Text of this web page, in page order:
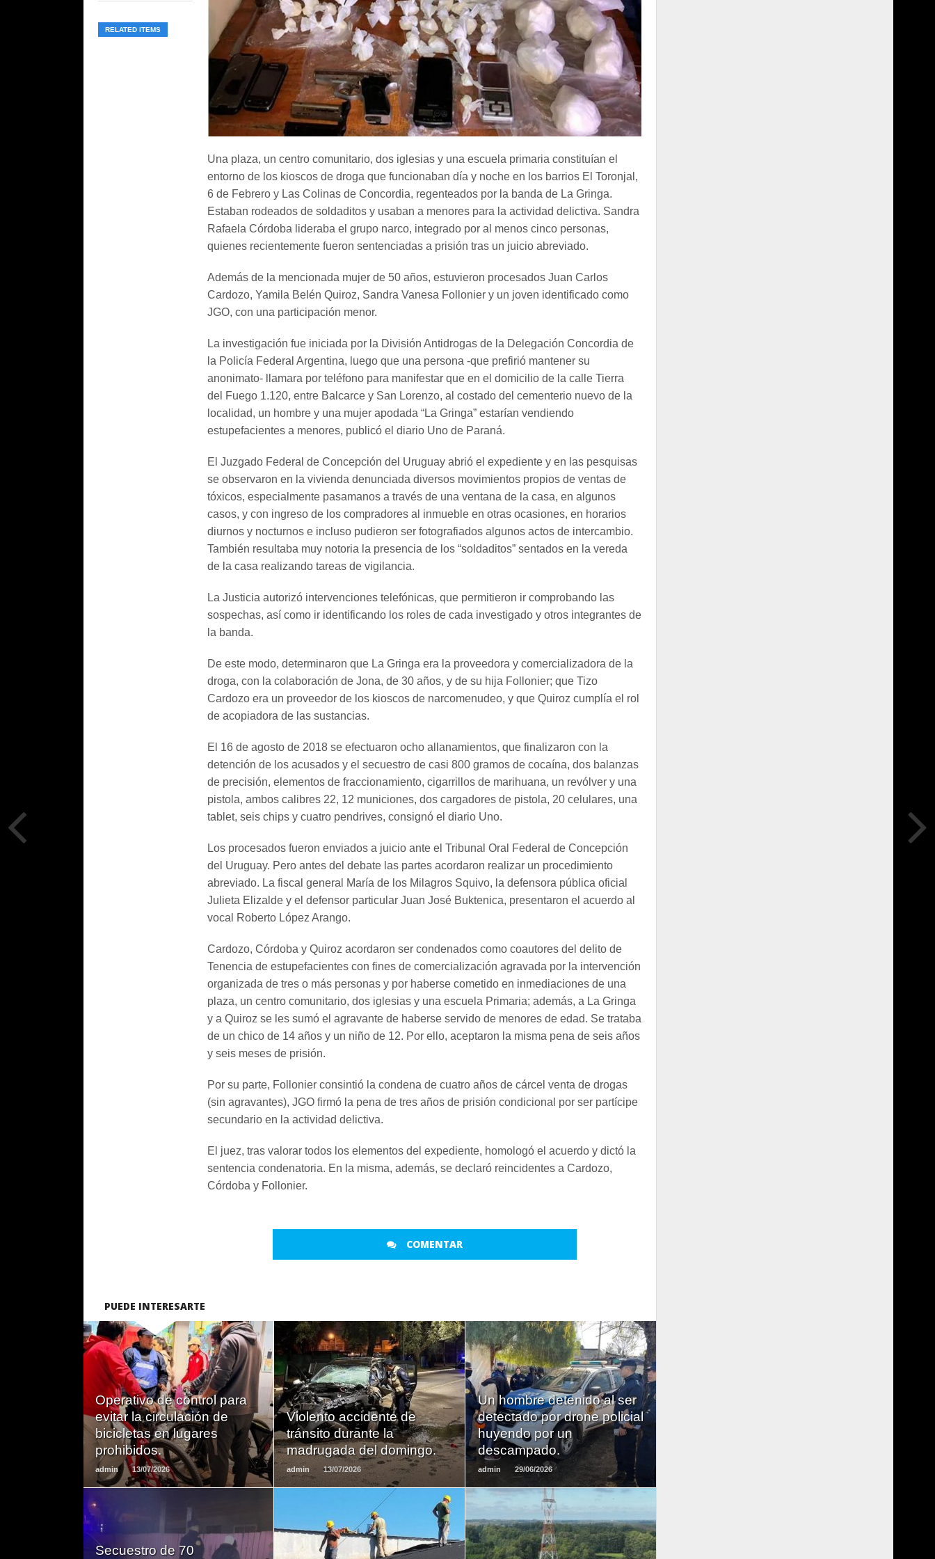
Una plaza, un centro comunitario, dos iglesias y una escuela primaria constituían el
entorno de los kioscos de droga que funcionaban día y noche en los barrios El Toronjal,
6 de Febrero y Las Colinas de Concordia, regenteados por la banda de La Gringa.
Estaban rodeados de soldaditos y usaban a menores para la actividad delictiva. Sandra
Rafaela Córdoba lideraba el grupo narco, integrado por al menos cinco personas,
quienes recientemente fueron sentenciadas a prisión tras un juicio abreviado.
Además de la mencionada mujer de 50 años, estuvieron procesados Juan Carlos
Cardozo, Yamila Belén Quiroz, Sandra Vanesa Follonier y un joven identificado como
JGO, con una participación menor.
La investigación fue iniciada por la División Antidrogas de la Delegación Concordia de
la Policía Federal Argentina, luego que una persona -que prefirió mantener su
anonimato- llamara por teléfono para manifestar que en el domicilio de la calle Tierra
del Fuego 1.120, entre Balcarce y San Lorenzo, al costado del cementerio nuevo de la
localidad, un hombre y una mujer apodada “La Gringa” estarían vendiendo
estupefacientes a menores, publicó el diario Uno de Paraná.
El Juzgado Federal de Concepción del Uruguay abrió el expediente y en las pesquisas
se observaron en la vivienda denunciada diversos movimientos propios de ventas de
tóxicos, especialmente pasamanos a través de una ventana de la casa, en algunos
casos, y con ingreso de los compradores al inmueble en otras ocasiones, en horarios
diurnos y nocturnos e incluso pudieron ser fotografiados algunos actos de intercambio.
También resultaba muy notoria la presencia de los “soldaditos” sentados en la vereda
de la casa realizando tareas de vigilancia.
La Justicia autorizó intervenciones telefónicas, que permitieron ir comprobando las
sospechas, así como ir identificando los roles de cada investigado y otros integrantes de
la banda.
De este modo, determinaron que La Gringa era la proveedora y comercializadora de la
droga, con la colaboración de Jona, de 30 años, y de su hija Follonier; que Tizo
Cardozo era un proveedor de los kioscos de narcomenudeo, y que Quiroz cumplía el rol
de acopiadora de las sustancias.
El 16 de agosto de 2018 se efectuaron ocho allanamientos, que finalizaron con la
detención de los acusados y el secuestro de casi 800 gramos de cocaína, dos balanzas
de precisión, elementos de fraccionamiento, cigarrillos de marihuana, un revólver y una
pistola, ambos calibres 22, 12 municiones, dos cargadores de pistola, 20 celulares, una
tablet, seis chips y cuatro pendrives, consignó el diario Uno.
Los procesados fueron enviados a juicio ante el Tribunal Oral Federal de Concepción
del Uruguay. Pero antes del debate las partes acordaron realizar un procedimiento
abreviado. La fiscal general María de los Milagros Squivo, la defensora pública oficial
Julieta Elizalde y el defensor particular Juan José Buktenica, presentaron el acuerdo al
vocal Roberto López Arango.
Cardozo, Córdoba y Quiroz acordaron ser condenados como coautores del delito de
Tenencia de estupefacientes con fines de comercialización agravada por la intervención
organizada de tres o más personas y por haberse cometido en inmediaciones de una
plaza, un centro comunitario, dos iglesias y una escuela Primaria; además, a La Gringa
y a Quiroz se les sumó el agravante de haberse servido de menores de edad. Se trataba
de un chico de 14 años y un niño de 12. Por ello, aceptaron la misma pena de seis años
y seis meses de prisión.
Por su parte, Follonier consintió la condena de cuatro años de cárcel venta de drogas
(sin agravantes), JGO firmó la pena de tres años de prisión condicional por ser partícipe
secundario en la actividad delictiva.
El juez, tras valorar todos los elementos del expediente, homologó el acuerdo y dictó la
sentencia condenatoria. En la misma, además, se declaró reincidentes a Cardozo,
Córdoba y Follonier.
COMENTAR
RELATED ITEMS
PUEDE INTERESARTE
Operativo de control para
evitar la circulación de
bicicletas en lugares
prohibidos.
admin 13/07/2026
LEER
MAS
Violento accidente de
tránsito durante la
madrugada del domingo.
admin 13/07/2026
LEER
MAS
Un hombre detenido al ser
detectado por drone policial
huyendo por un
descampado.
admin 29/06/2026
LEER
MAS
Secuestro de 70
LEER LEER LEER